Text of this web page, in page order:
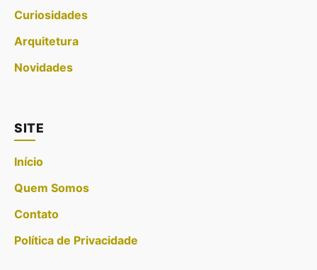
Curiosidades
Arquitetura
Novidades
SITE
Início
Quem Somos
Contato
Política de Privacidade